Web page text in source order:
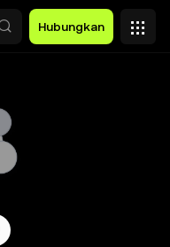
Hubungkan